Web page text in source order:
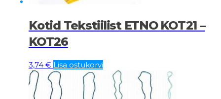
Kotid Tekstiilist ETNO KOT21 –
KOT26
3,74 € Lisa ostukorvi